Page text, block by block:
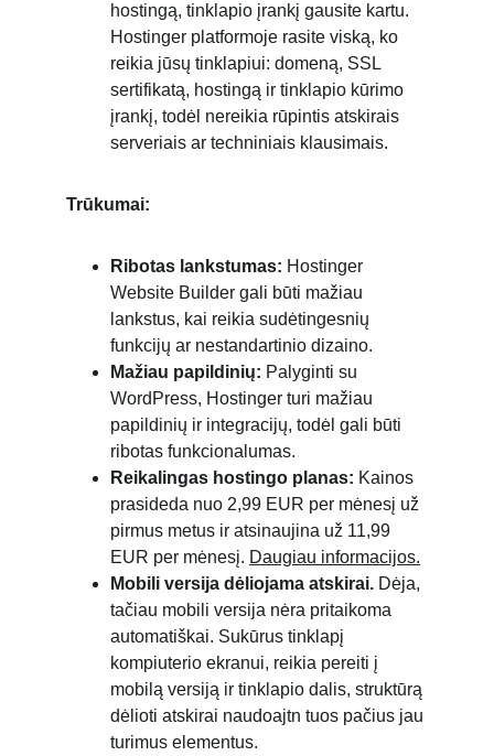
hostingą, tinklapio įrankį gausite kartu.
Hostinger platformoje rasite viską, ko
reikia jūsų tinklapiui: domeną, SSL
sertifikatą, hostingą ir tinklapio kūrimo
įrankį, todėl nereikia rūpintis atskirais
serveriais ar techniniais klausimais.
Trūkumai:
Ribotas lankstumas: Hostinger
Website Builder gali būti mažiau
lankstus, kai reikia sudėtingesnių
funkcijų ar nestandartinio dizaino.
Mažiau papildinių: Palyginti su
WordPress, Hostinger turi mažiau
papildinių ir integracijų, todėl gali būti
ribotas funkcionalumas.
Reikalingas hostingo planas: Kainos
prasideda nuo 2,99 EUR per mėnesį už
pirmus metus ir atsinaujina už 11,99
EUR per mėnesį. Daugiau informacijos.
Mobili versija dėliojama atskirai. Dėja,
tačiau mobili versija nėra pritaikoma
automatiškai. Sukūrus tinklapį
kompiuterio ekranui, reikia pereiti į
mobilą versiją ir tinklapio dalis, struktūrą
dėlioti atskirai naudoajtn tuos pačius jau
turimus elementus.